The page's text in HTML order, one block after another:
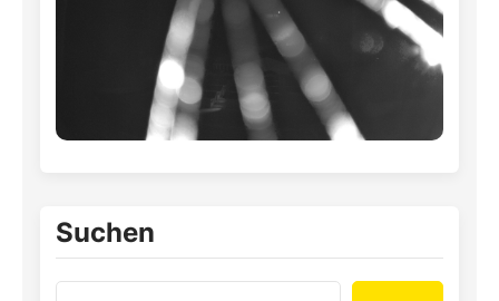
Suchen